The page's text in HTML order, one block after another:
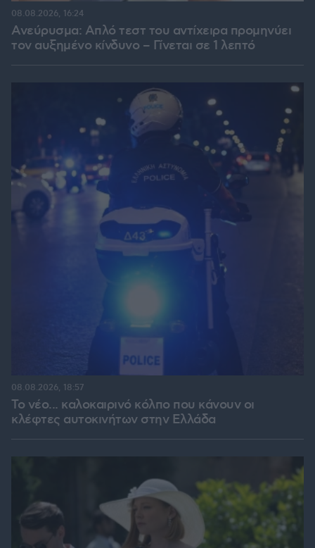
Ανεύρυσμα: Απλό τεστ του αντίχειρα προμηνύει
τον αυξημένο κίνδυνο – Γίνεται σε 1 λεπτό
08.08.2026, 16:24
Το νέο... καλοκαιρινό κόλπο που κάνουν οι
κλέφτες αυτοκινήτων στην Ελλάδα
08.08.2026, 18:57